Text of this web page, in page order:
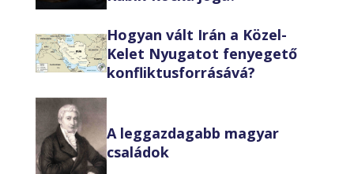
Hogyan vált Irán a Közel-
Kelet Nyugatot fenyegető
konfliktusforrásává?
A leggazdagabb magyar
családok